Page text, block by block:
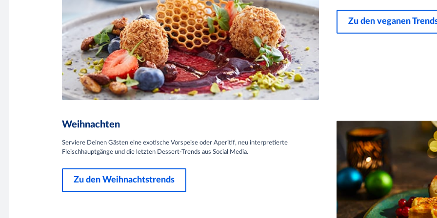
Zu den veganen
Weihnachten
Serviere Deinen Gästen eine exotische Vorspeise oder Aperitif, neu interpretierte
Fleischhauptgänge und die letzten Dessert-Trends aus Social Media.
Zu den Weihnachtstrends